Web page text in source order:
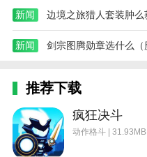
新闻
新闻
推荐下载
疯狂决斗
动作格斗 | 31.93MB